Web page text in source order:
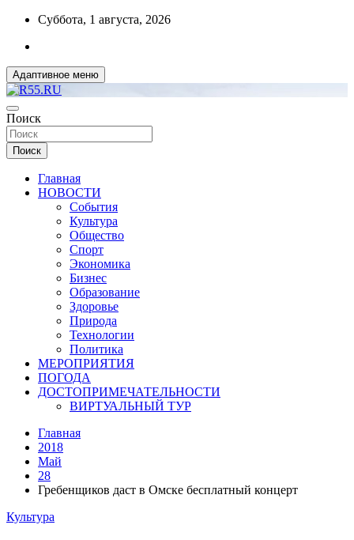
Перейти
содержимому
Суббота, 1 августа, 2026
Адаптивное меню
R55.RU
ДОБРЫЕ ВЕСТИ ИЗ ОМСКА
Поиск
Поиск
Главная
НОВОСТИ
События
Культура
Общество
Спорт
Экономика
Бизнес
Образование
Здоровье
Природа
Технологии
Политика
МЕРОПРИЯТИЯ
ПОГОДА
ДОСТОПРИМЕЧАТЕЛЬНОСТИ
ВИРТУАЛЬНЫЙ ТУР
Главная
2018
Май
28
Гребенщиков даст в Омске бесплатный концерт
Культура